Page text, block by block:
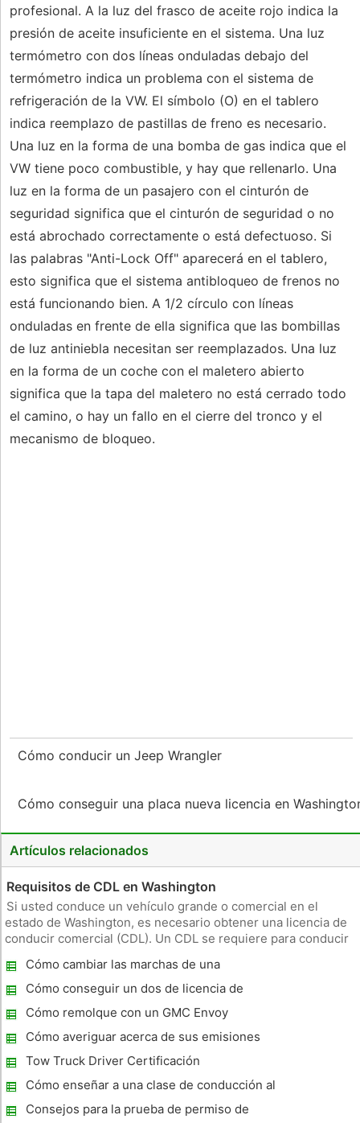
profesional. A la luz del frasco de aceite rojo indica la
presión de aceite insuficiente en el sistema. Una luz
termómetro con dos líneas onduladas debajo del
termómetro indica un problema con el sistema de
refrigeración de la VW. El símbolo (O) en el tablero
indica reemplazo de pastillas de freno es necesario.
Una luz en la forma de una bomba de gas indica que el
VW tiene poco combustible, y hay que rellenarlo. Una
luz en la forma de un pasajero con el cinturón de
seguridad significa que el cinturón de seguridad o no
está abrochado correctamente o está defectuoso. Si
las palabras "Anti-Lock Off" aparecerá en el tablero,
esto significa que el sistema antibloqueo de frenos no
está funcionando bien. A 1/2 círculo con líneas
onduladas en frente de ella significa que las bombillas
de luz antiniebla necesitan ser reemplazados. Una luz
en la forma de un coche con el maletero abierto
significa que la tapa del maletero no está cerrado todo
el camino, o hay un fallo en el cierre del tronco y el
mecanismo de bloqueo.
Cómo conducir un Jeep Wrangler
Cómo conseguir una placa nueva licencia en
Artículos relacionados
Requisitos de CDL en Washington
Si usted conduce un vehículo grande o comercial en el
estado de Washington, es necesario obtener una licencia de
conducir comercial (CDL). Un CDL se requiere para conducir
valorados en 10.000 libras o más o que pueden transportar
más de 16
Cómo cambiar las marchas de una
transmisión manual
Cómo conseguir un dos de licencia de
conducir Nivel
Cómo remolque con un GMC Envoy
Cómo averiguar acerca de sus emisiones
de los automóviles
Tow Truck Driver Certificación
Cómo enseñar a una clase de conducción al
límite de velocidad
Consejos para la prueba de permiso de